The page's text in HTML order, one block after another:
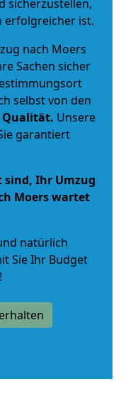
sicherzustellen,
erfolgreicher ist.
nach Moers
Sachen sicher
selbst von den
Qualität. Unsere
garantiert
sind, Ihr Umzug
Moers wartet
natürlich
Sie Ihr Budget